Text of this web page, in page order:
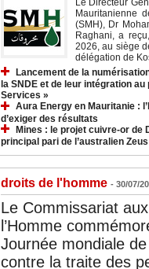
Le Directeur
Mauritanienne
(SMH), Dr
Raghani, a
2026, au siège
délégation de
Lancement de la
la SNDE et de leur intégration au
Services »
Aura Energy en Mauritanie :
d’exiger des résultats
Mines : le projet cuivre-or de
principal pari de l’australien
droits de l'homme - 30/07/
Le Commissariat
l’Homme
Journée mondiale
contre la traite des